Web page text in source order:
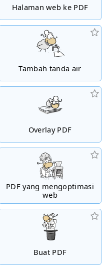
Halaman web ke PDF
Tambah tanda air
Overlay PDF
PDF yang mengoptimasi
web
Buat PDF